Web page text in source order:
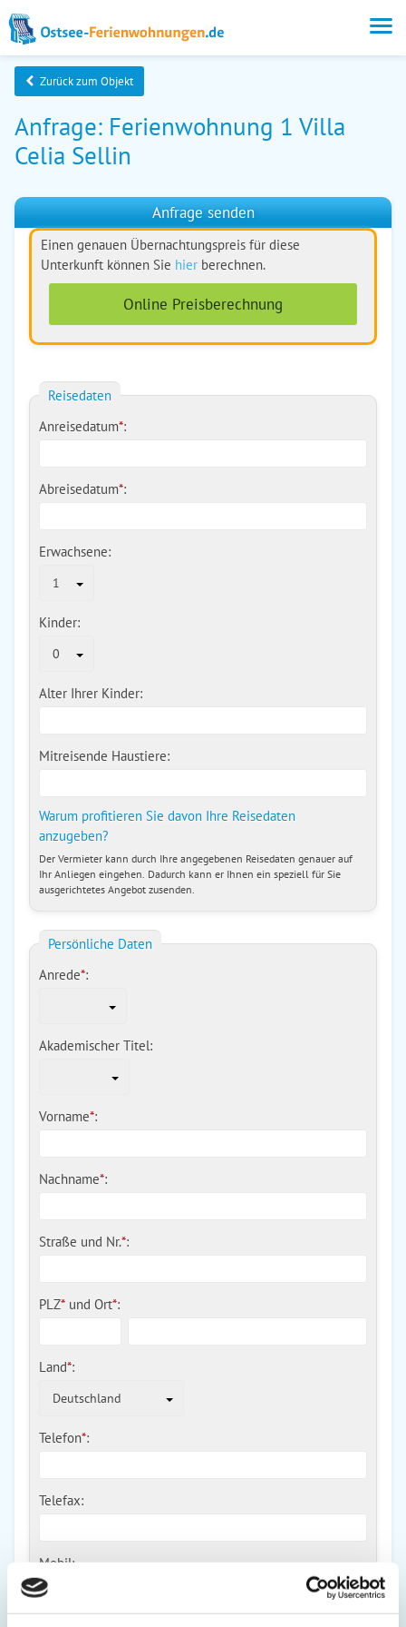
Zurück zum Objekt
Anfrage: Ferienwohnung 1 Villa
Celia Sellin
Anfrage senden
Einen genauen Übernachtungspreis für diese
Unterkunft können Sie hier berechnen.
Online Preisberechnung
Reisedaten
Anreisedatum*:
Abreisedatum*:
Erwachsene:
1
Kinder:
0
Alter Ihrer Kinder:
Mitreisende Haustiere:
Warum profitieren Sie davon Ihre Reisedaten
anzugeben?
Der Vermieter kann durch Ihre angegebenen Reisedaten genauer auf
Ihr Anliegen eingehen. Dadurch kann er Ihnen ein speziell für Sie
ausgerichtetes Angebot zusenden.
Persönliche Daten
Anrede*:
Akademischer Titel:
Vorname*:
Nachname*:
Straße und Nr.*:
PLZ* und Ort*:
Land*:
Deutschland
Telefon*:
Telefax:
Mobil: